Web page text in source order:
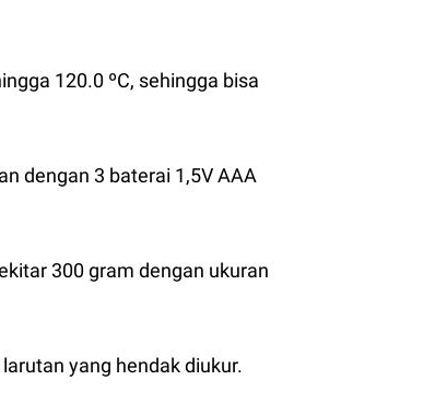
120.0 ºC, sehingga bisa
dengan 3 baterai 1,5V AAA
300 gram dengan ukuran
yang hendak diukur.